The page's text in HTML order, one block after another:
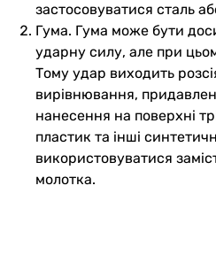
застосовуватися сталь
Гума. Гума може бути
ударну силу, але при
Тому удар виходить
вирівнювання,
нанесення на поверхні
пластик та інші
використовуватися
молотка.